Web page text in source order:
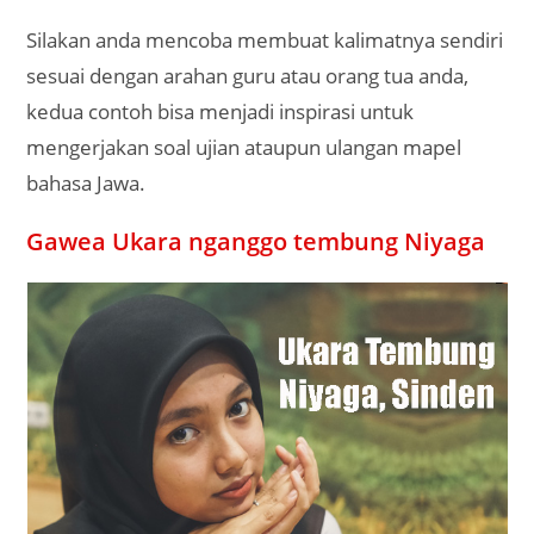
Silakan anda mencoba membuat kalimatnya sendiri
sesuai dengan arahan guru atau orang tua anda,
kedua contoh bisa menjadi inspirasi untuk
mengerjakan soal ujian ataupun ulangan mapel
bahasa Jawa.
Gawea Ukara nganggo tembung Niyaga